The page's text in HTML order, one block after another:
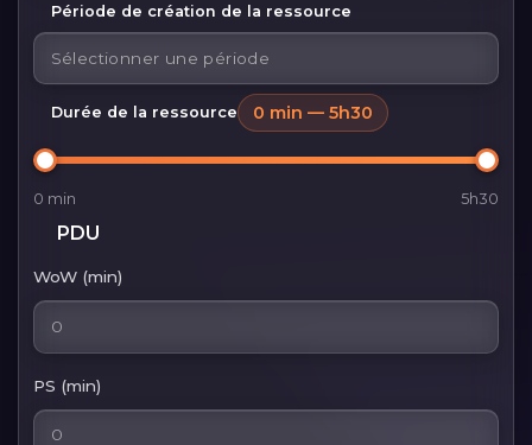
Période de création de la ressource
Durée de la ressource 0 min — 5h30
0 min 5h30
PDU
WoW (min)
PS (min)